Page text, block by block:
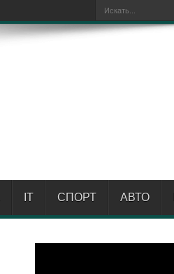
IT СПОРТ АВТО